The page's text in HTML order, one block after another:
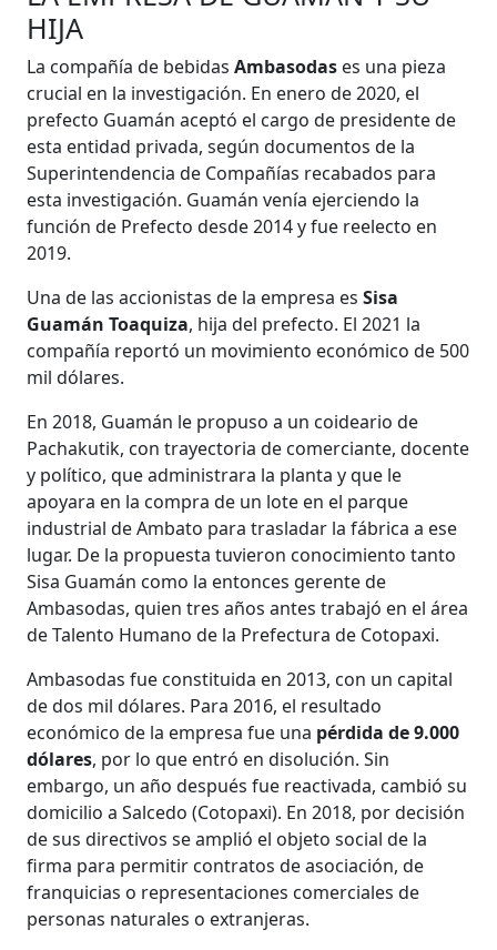
HIJA
La compañía de bebidasAmbasodas es una pieza
crucial en la investigación. En enero de 2020, el
prefecto Guamán aceptó el cargo de presidente de
esta entidad privada, según documentos de la
Superintendencia de Compañías recabados para
esta investigación. Guamán venía ejerciendo la
función de Prefecto desde 2014 y fue reelecto en
2019.
Una de las accionistas de la empresa esSisa
Guamán Toaquiza, hija del prefecto. El 2021 la
compañía reportó un movimiento económico de 500
mil dólares.
En 2018, Guamán le propuso a un coideario de
Pachakutik, con trayectoria de comerciante, docente
y político, que administrara la planta y que le
apoyara en la compra de un lote en el parque
industrial de Ambato para trasladar la fábrica a ese
lugar. De la propuesta tuvieron conocimiento tanto
Sisa Guamán como la entonces gerente de
Ambasodas, quien tres años antes trabajó en el área
de Talento Humano de la Prefectura de Cotopaxi.
Ambasodas fue constituida en 2013, con un capital
de dos mil dólares. Para 2016, el resultado
económico de la empresa fue una pérdida de 9.000
dólares, por lo que entró en disolución. Sin
embargo, un año después fue reactivada, cambió su
domicilio a Salcedo (Cotopaxi). En 2018, por decisión
de sus directivos se amplió el objeto social de la
firma para permitir contratos de asociación, de
franquicias o representaciones comerciales de
personas naturales o extranjeras.